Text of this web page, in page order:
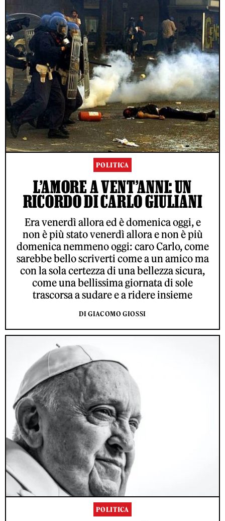
POLITICA
L’AMORE A VENT’ANNI: UN
RICORDO DI CARLO GIULIANI
Era venerdì allora ed è domenica oggi, e
non è più stato venerdì allora e non è più
domenica nemmeno oggi: caro Carlo, come
sarebbe bello scriverti come a un amico ma
con la sola certezza di una bellezza sicura,
come una bellissima giornata di sole
trascorsa a sudare e a ridere insieme
DI GIACOMO GIOSSI
POLITICA